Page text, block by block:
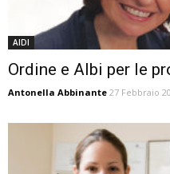
AIDI
Ordine e Albi per le
Antonella Abbinante 27 Febbraio